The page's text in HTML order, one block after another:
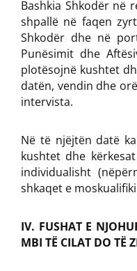
Bashkia Shkodër në
shpallë në faqen
Shkodër dhe në
Punësimit dhe
plotësojnë kushtet
datën, vendin dhe
intervista.
Në të njëjtën datë
kushtet dhe
individualisht
shkaqet e
IV. FUSHAT E
MBI TË CILAT DO TË